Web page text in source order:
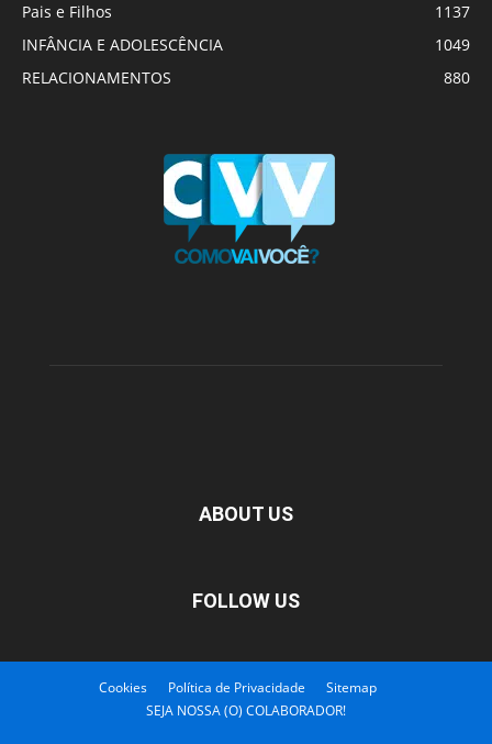
Pais e Filhos
1137
INFÂNCIA E ADOLESCÊNCIA
1049
RELACIONAMENTOS
880
ABOUT US
FOLLOW US
Cookies Política de Privacidade
Sitemap
SEJA NOSSA (O) COLABORADOR!